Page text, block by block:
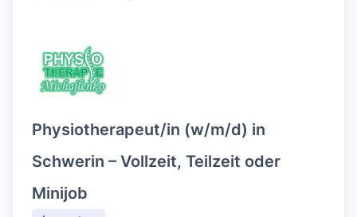
Physiotherapeut/in (w/m/d) in
Schwerin – Vollzeit, Teilzeit oder
Minijob